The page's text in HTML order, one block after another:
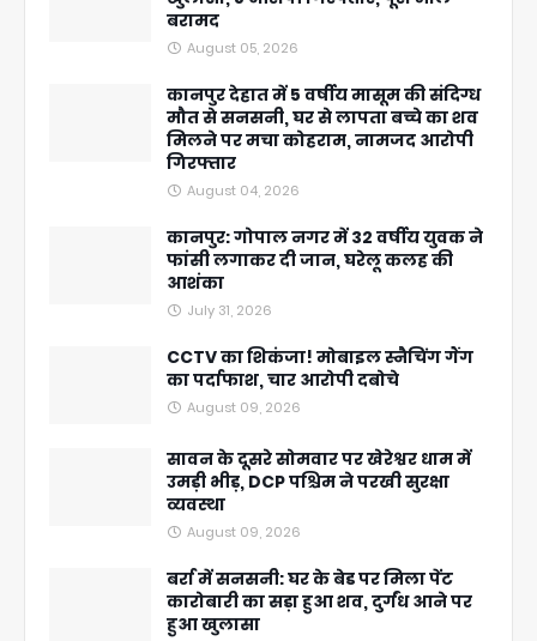
बरामद
August 05, 2026
कानपुर देहात में 5 वर्षीय मासूम की संदिग्ध
मौत से सनसनी, घर से लापता बच्चे का शव
मिलने पर मचा कोहराम, नामजद आरोपी
गिरफ्तार
August 04, 2026
कानपुर: गोपाल नगर में 32 वर्षीय युवक ने
फांसी लगाकर दी जान, घरेलू कलह की
आशंका
July 31, 2026
CCTV का शिकंजा! मोबाइल स्नैचिंग गैंग
का पर्दाफाश, चार आरोपी दबोचे
August 09, 2026
सावन के दूसरे सोमवार पर खेरेश्वर धाम में
उमड़ी भीड़, DCP पश्चिम ने परखी सुरक्षा
व्यवस्था
August 09, 2026
बर्रा में सनसनी: घर के बेड पर मिला पेंट
कारोबारी का सड़ा हुआ शव, दुर्गंध आने पर
हुआ खुलासा